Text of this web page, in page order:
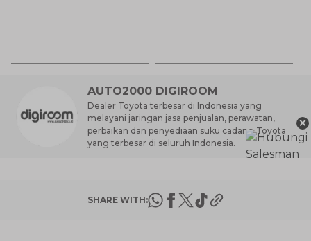
AUTO2000 DIGIROOM
Dealer Toyota terbesar di Indonesia yang
melayani jaringan jasa penjualan, perawatan,
perbaikan dan penyediaan suku cadang Toyota
yang terbesar di seluruh Indonesia.
SHARE WITH:
×